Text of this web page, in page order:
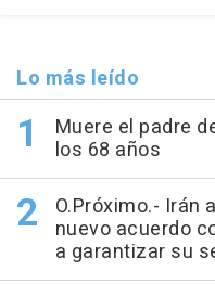
Lo más leído
Muere el padre
los 68 años
O.Próximo.- Irán
nuevo acuerdo
a garantizar su